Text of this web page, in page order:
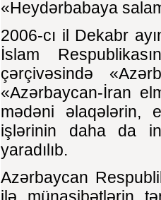
«Heydərbabaya
2006-cı il Dekabr
İslam
çərçivəsində
«Azərbaycan-İran
mədəni əlaqələrin,
işlərinin daha da
yaradılıb.
Azərbaycan